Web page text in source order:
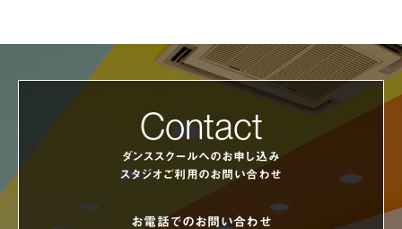
Contact
ダンススクールへのお申し込み
スタジオご利用のお問い合わせ
お電話でのお問い合わせ